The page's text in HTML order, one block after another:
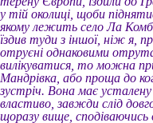
у тій околиці, щоби
якому лежить село Ла
їздив туди з іншої, ніж я,
отруєні однаковими
вилікуватися, то можна
Мандрівка, або проща до
зустріч. Вона має
властиво, завжди слід
щоразу вище,